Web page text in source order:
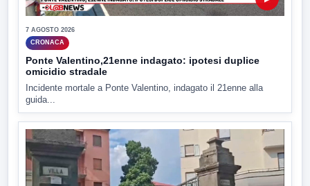
7 AGOSTO 2026
CRONACA
Ponte Valentino,21enne indagato: ipotesi duplice
omicidio stradale
Incidente mortale a Ponte Valentino, indagato il 21enne alla
guida...